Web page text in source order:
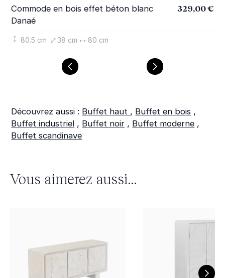
Commode en bois effet béton blanc
Danaé
329,00 €
80.5 cm 38 cm 80 cm
Découvrez aussi : Buffet haut , Buffet en bois ,
Buffet industriel , Buffet noir , Buffet moderne ,
Buffet scandinave
Vous aimerez aussi...